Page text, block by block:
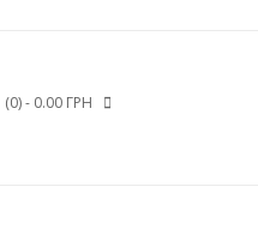
(0)- 0.00 ГРН